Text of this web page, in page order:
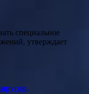
утверждает